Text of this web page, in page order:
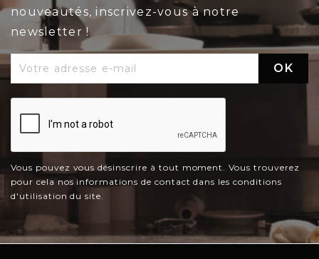
nouveautés, inscrivez-vous à notre
newsletter !
Vous pouvez vous désinscrire à tout moment. Vous trouverez
pour cela nos informations de contact dans les conditions
d'utilisation du site.